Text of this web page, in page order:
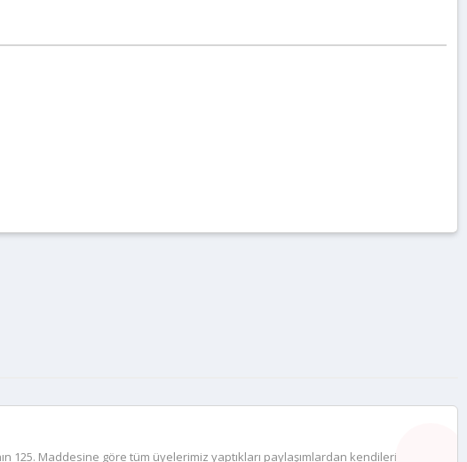
125. Maddesine göre tüm üyelerimiz yaptıkları paylaşımlardan kendileri